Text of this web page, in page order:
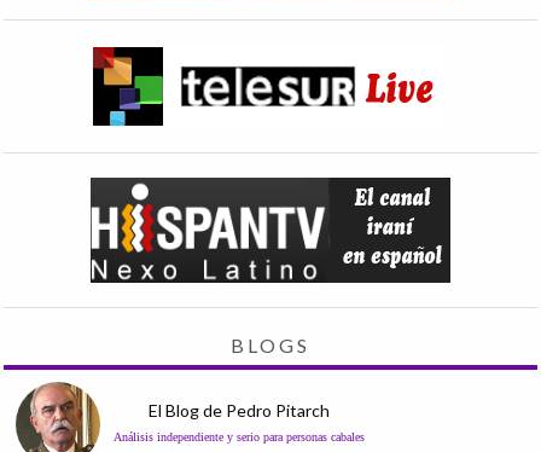
BLOGS
El Blog de Pedro Pitarch
Análisis independiente y serio para personas cabales